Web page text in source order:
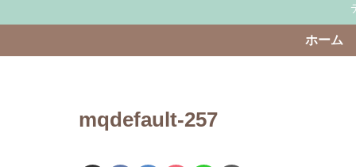
ホーム
mqdefault-257